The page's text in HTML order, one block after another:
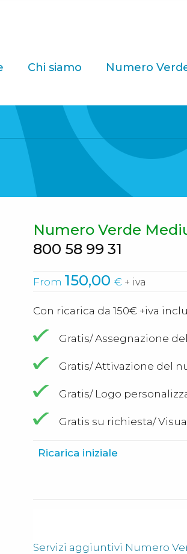
Chi siamo Numero
Numero Verde
800 58 99 31
From 150,00€ + iva
Con ricarica da 150€ +iva
Gratis/ Assegnazione
Gratis/ Attivazione del
Gratis/ Logo
Gratis su richiesta/
Ricarica iniziale
Servizi aggiuntivi Numero